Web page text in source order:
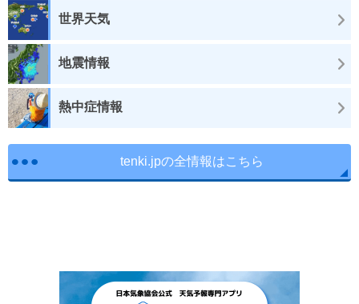
世界天気
地震情報
熱中症情報
tenki.jpの全情報はこちら